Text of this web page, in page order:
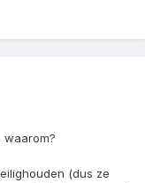
(dus ze